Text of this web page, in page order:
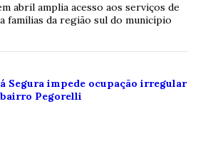
abril amplia acesso aos serviços de
famílias da região sul do município